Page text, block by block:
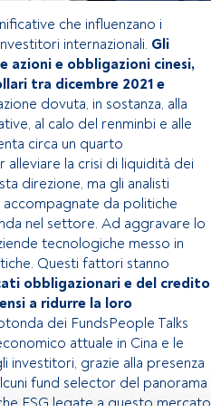
che influenzano i
internazionali. Gli
azioni e obbligazioni cinesi,
tra dicembre 2021 e
dovuta, in sostanza, alla
al calo del renminbi e alle
circa un quarto
la crisi di liquidità dei
direzione, ma gli analisti
da politiche
nel settore. Ad aggravare lo
tecnologiche messo in
Questi fattori stanno
obbligazionari e del credito
a ridurre la loro
dei FundsPeople Talks
attuale in Cina e le
investitori, grazie alla presenza
fund selector del panorama
ESG legate a questo mercato.